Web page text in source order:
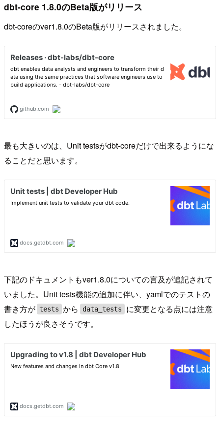
dbt-core 1.8.0のBeta版がリリース
dbt-coreのver1.8.0のBeta版がリリースされました。
最も大きいのは、Unit testsがdbt-coreだけで出来るようにな
ることだと思います。
下記のドキュメントもver1.8.0についての言及が追記されて
いました。Unit tests機能の追加に伴い、yamlでのテストの
書き方が tests から data_tests
に変更となる点には注意
したほうが良さそうです。